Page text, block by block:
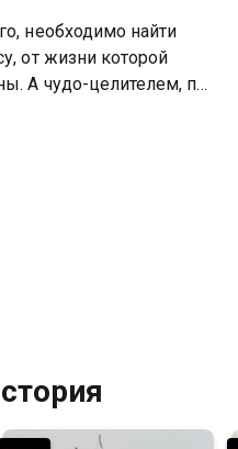
необходимо найти
от жизни которой
А чудо-целителем, по
хирург Ю Ын-
Вера вы
в хорошем HD